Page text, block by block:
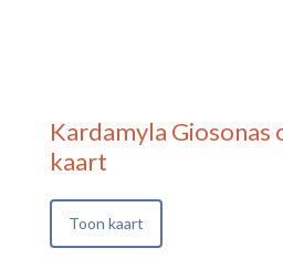
Kardamyla Giosonas
kaart
Toon kaart